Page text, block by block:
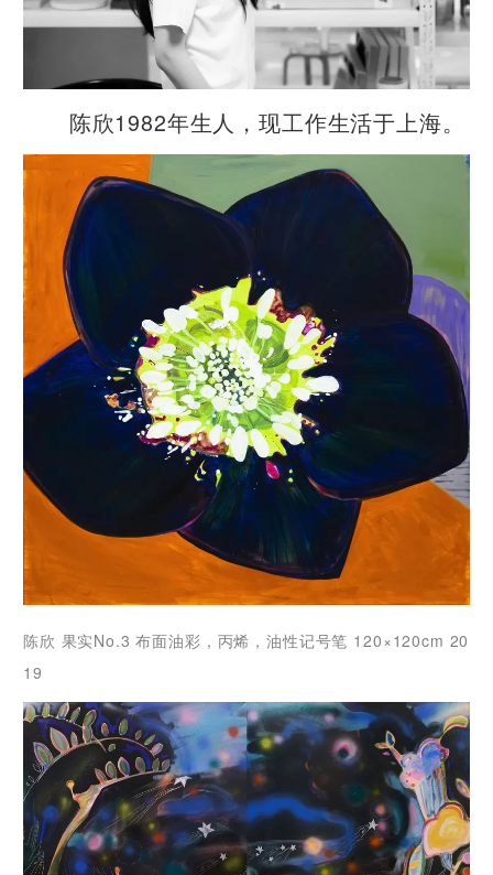
陈欣1982年生人，现工作生活于上海。
陈欣 果实No.3 布面油彩，丙烯，油性记号笔 120×120cm 20
19